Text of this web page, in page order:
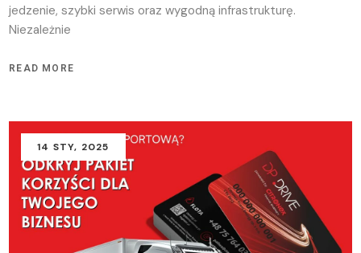
jedzenie, szybki serwis oraz wygodną infrastrukturę.
Niezależnie
READ MORE
14 STY, 2025